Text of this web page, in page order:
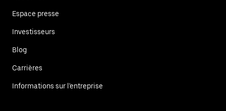
Espace presse
Investisseurs
Blog
Carrières
Informations sur l'entreprise